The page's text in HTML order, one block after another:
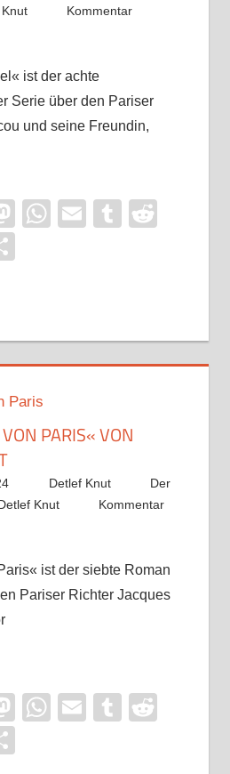
Kommentar
ist der achte
Serie über den Pariser
und seine Freundin,
Mastodon
WhatsApp
EmailTumblr
PARIS« VON
Detlef Knut
Der
Knut
Kommentar
ist der siebte Roman
Pariser Richter Jacques
Mastodon
WhatsApp
EmailTumblr